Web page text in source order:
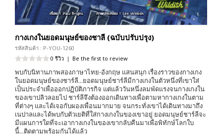
กางเกงในยอดมนุษย์ของชาลี (ฉบับปรับปรุง)
รหัสสินค้า : P-YOU-1260
0 รีวิว | Be the first to review
พบกับนิทานภาพสองภาษาไทย-อังกฤษ แสนสนุก เรื่องราวของกางเกง
ในยอดมนุษย์ของชาร์ลี...ยอดมนุษย์ชาร์ลีมีกางเกงในตัวหนึ่งที่เขาใส่
เป็นประจำเพื่อออกปฏิบัติภารกิจ แต่แล้ววันหนึ่งลมพัดแรงจนกางเกงใน
ของเขาปลิวลอยไป ชาร์ลีจึงต้องออกเดินทางเพื่อตามหากางเกงในตาม
ที่ต่างๆ และได้เจอกับผองเพื่อนมากมาย จนกระทั่งเขาได้เดินทางมาถึง
เนปาลและได้พบกับตัวเยติที่ใส่กางเกงในของเขาอยู่ ยอดมนุษย์ชาร์ลีจะ
มีแผนการใดที่จะเอากางเกงในของเขากลับคืนมาเพื่อพิทักษ์โลกใบ
นี้...ติดตามพร้อมกันได้แล้ว